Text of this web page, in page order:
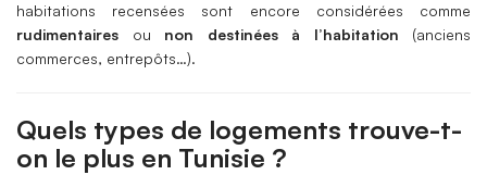
habitations recensées sont encore considérées comme
rudimentaires ou non destinées à l’habitation (anciens
commerces, entrepôts…).
Quels types de logements trouve-t-
on le plus en Tunisie ?